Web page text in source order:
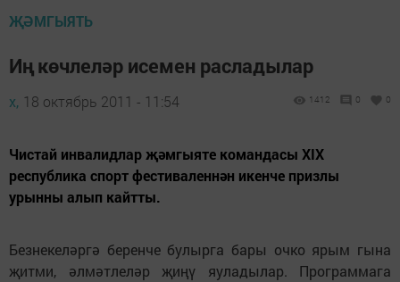
ҖӘМГЫЯТЬ
Иң көчлеләр исемен расладылар
х, 18 октябрь 2011 - 11:54 1412 0 0
Чистай инвалидлар җәмгыяте командасы ХIХ
республика спорт фестиваленнән икенче призлы
урынны алып кайтты.
Безнекеләргә беренче булырга бары очко ярым гына
җитми, әлмәтлеләр җиңү яуладылар. Программага